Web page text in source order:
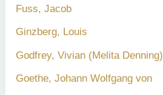
Fuss, Jacob
Ginzberg, Louis
Godfrey, Vivian (Melita Denning)
Goethe, Johann Wolfgang von